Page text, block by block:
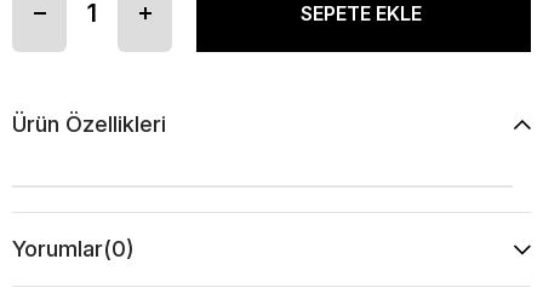
Ürün Özellikleri
Yorumlar(0)